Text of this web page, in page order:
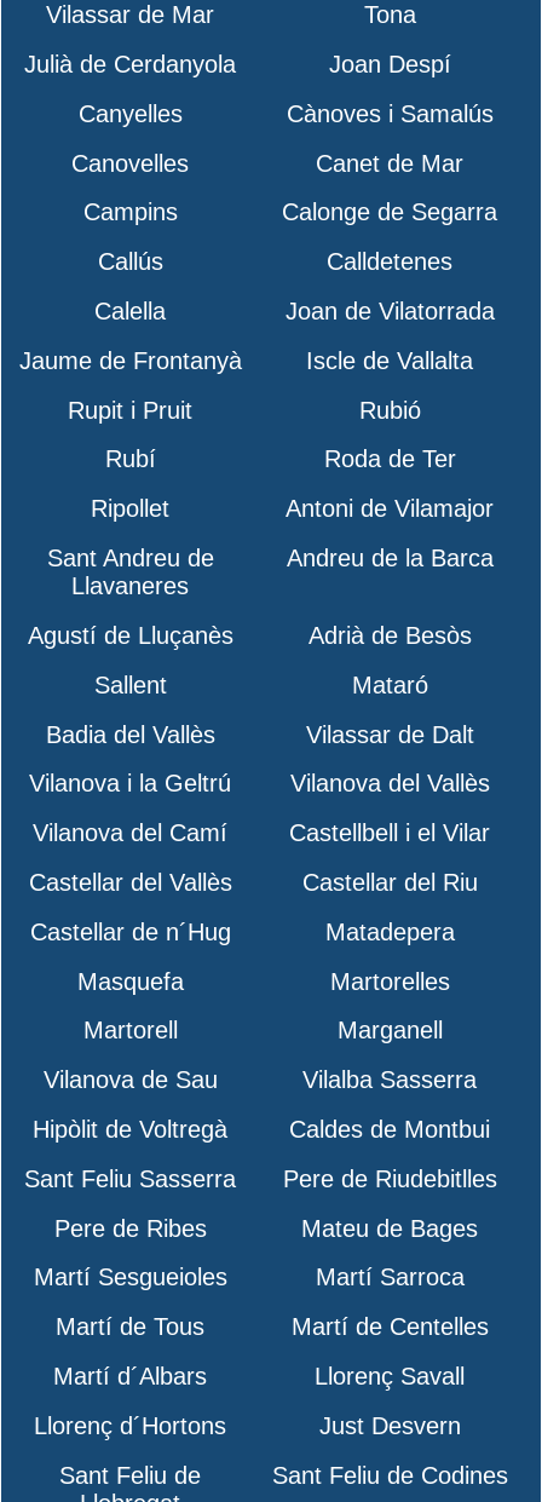
Vilassar de Mar
Tona
Julià de Cerdanyola
Joan Despí
Canyelles
Cànoves i Samalús
Canovelles
Canet de Mar
Campins
Calonge de Segarra
Callús
Calldetenes
Calella
Joan de Vilatorrada
Jaume de Frontanyà
Iscle de Vallalta
Rupit i Pruit
Rubió
Rubí
Roda de Ter
Ripollet
Antoni de Vilamajor
Sant Andreu de
Llavaneres
Andreu de la Barca
Agustí de Lluçanès
Adrià de Besòs
Sallent
Mataró
Badia del Vallès
Vilassar de Dalt
Vilanova i la Geltrú
Vilanova del Vallès
Vilanova del Camí
Castellbell i el Vilar
Castellar del Vallès
Castellar del Riu
Castellar de n´Hug
Matadepera
Masquefa
Martorelles
Martorell
Marganell
Vilanova de Sau
Vilalba Sasserra
Hipòlit de Voltregà
Caldes de Montbui
Sant Feliu Sasserra
Pere de Riudebitlles
Pere de Ribes
Mateu de Bages
Martí Sesgueioles
Martí Sarroca
Martí de Tous
Martí de Centelles
Martí d´Albars
Llorenç Savall
Llorenç d´Hortons
Just Desvern
Sant Feliu de
Sant Feliu de Codines